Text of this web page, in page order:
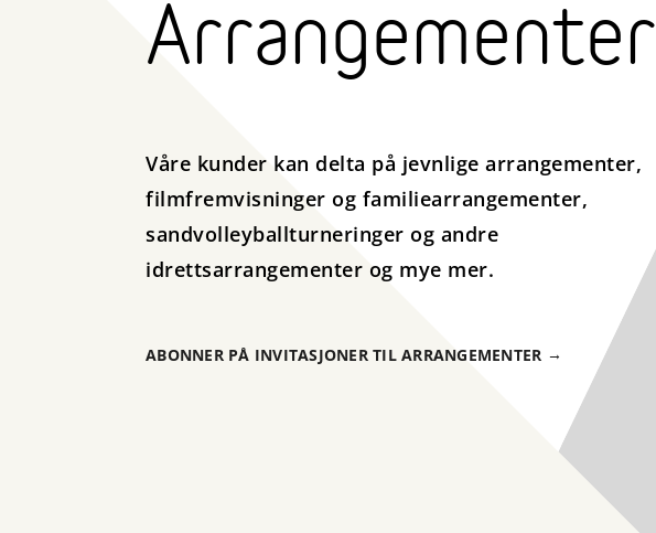
Arrangementer
Våre kunder kan delta på jevnlige arrangementer,
filmfremvisninger og familiearrangementer,
sandvolleyballturneringer og andre
idrettsarrangementer og mye mer.
ABONNER PÅ INVITASJONER TIL ARRANGEMENTER